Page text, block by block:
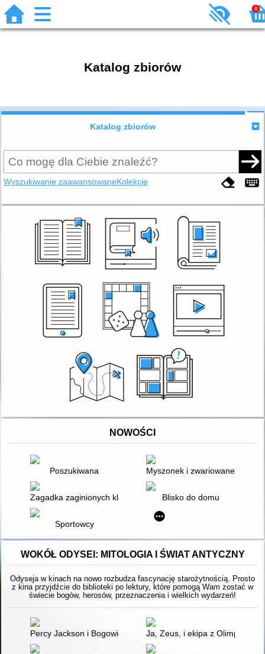
0
Katalog zbiorów
Katalog zbiorów
Wyszukiwanie zaawansowaneKolekcje
NOWOŚCI
Poszukiwana Myszonek i zwariowane
Zagadka zaginionych klasówek Blisko do domu
Sportowcy
WOKÓŁ ODYSEI: MITOLOGIA I ŚWIAT ANTYCZNY
Odyseja w kinach na nowo rozbudza fascynację starożytnością. Prosto
z kina przyjdźcie do biblioteki po lektury, które pomogą Wam zostać w
świecie bogów, herosów, przeznaczenia i wielkich wydarzeń!
Percy Jackson i Bogowie Olimpijscy : przewodnik po świecie
Ja, Zeus, i ekipa z Olimpu :